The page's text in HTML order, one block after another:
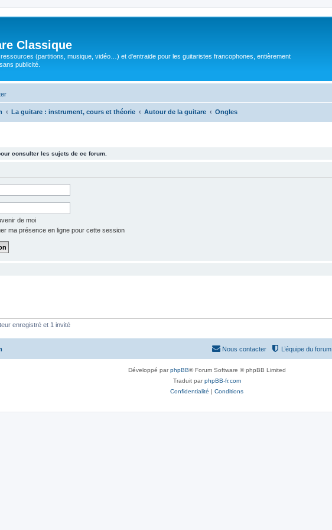
Classique
(partitions, musique, vidéo…) et d'entraide pour les guitaristes francophones, entièrement
publicité.
La guitare : instrument, cours et théorie Autour de la guitare Ongles
consulter les sujets de ce forum.
de moi
ma présence en ligne pour cette session
enregistré et 1 invité
L’équipe du forum
Nous contacter
Développé parphpBB® Forum Software © phpBB Limited
Traduit parphpBB-fr.com
Confidentialité | Conditions